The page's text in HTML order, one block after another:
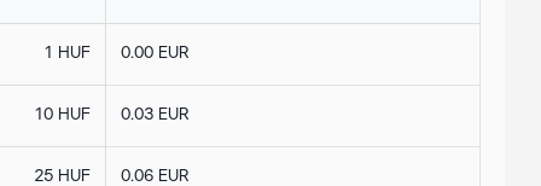
1 HUF 0.00 EUR
10 HUF 0.03 EUR
25 HUF 0.06 EUR